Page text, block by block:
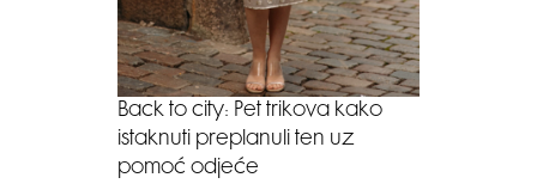
Back to city: Pet trikova kako
istaknuti preplanuli ten uz
pomoć odjeće